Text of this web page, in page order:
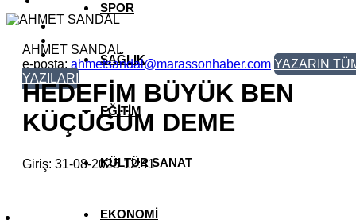
SPOR
SAĞLIK
EĞİTİM
KÜLTÜR SANAT
EKONOMİ
AHMET SANDAL
e-posta: ahmetsandal@marassonhaber.com YAZARIN
YAZILARI
HEDEFİM BÜYÜK BEN
KÜÇÜĞÜM DEME
Giriş: 31-08-2025 12:41